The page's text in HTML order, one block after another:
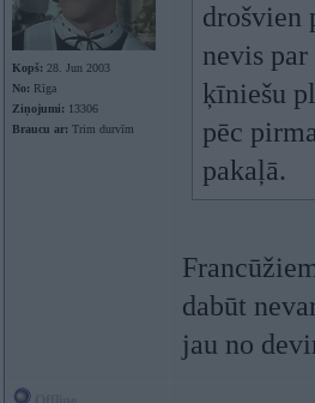
Kopš: 28. Jun 2003
No: Rīga
Ziņojumi: 13306
Braucu ar: Trim durvīm
drošvien
nevis
ķīniešu
pēc
pakaļā.
dabūt
jau no